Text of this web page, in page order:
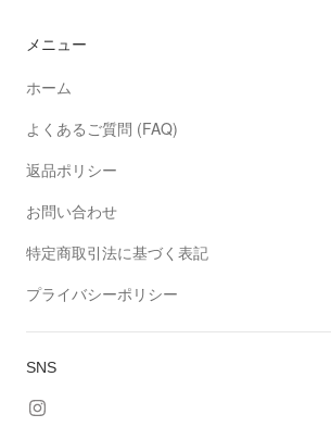
メニュー
ホーム
よくあるご質問 (FAQ)
返品ポリシー
お問い合わせ
特定商取引法に基づく表記
プライバシーポリシー
SNS